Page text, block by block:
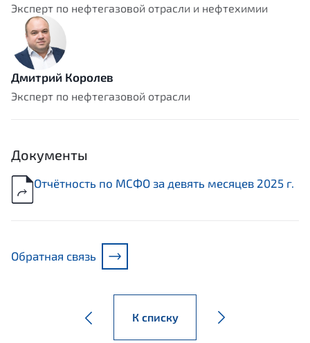
Эксперт по нефтегазовой отрасли и нефтехимии
Дмитрий Королев
Эксперт по нефтегазовой отрасли
Документы
Отчётность по МСФО за девять месяцев 2025 г.
Обратная связь
К списку